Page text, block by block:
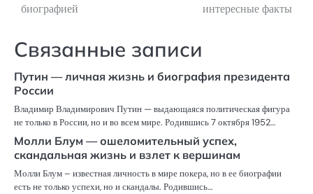
записям
биографией
интересные факты
Связанные записи
Путин — личная жизнь и биография президента
России
Владимир Владимирович Путин — выдающаяся политическая фигура
не только в России, но и во всем мире. Родившись 7 октября 1952…
Молли Блум — ошеломительный успех,
скандальная жизнь и взлет к вершинам
Молли Блум – известная личность в мире покера, но в ее биографии
есть не только успехи, но и скандалы. Родившись…